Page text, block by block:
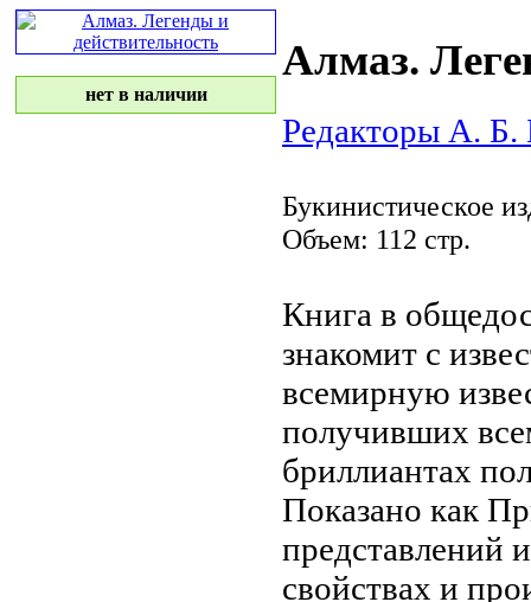
нет в наличии
Алмаз.
Редакторы А. Б.
Букинистическое
Объем: 112 стр.
Книга в
знакомит с
всемирную
получивших
бриллиантах
Показано как
представлений
свойствах и